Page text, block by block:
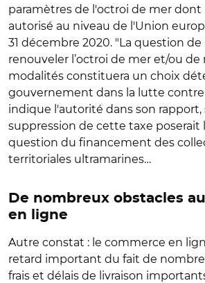
paramètres de l'octroi de mer dont
autorisé au niveau de l'Union
31 décembre 2020. "La question
renouveler l’octroi de mer et/ou de
modalités constituera un choix
gouvernement dans la lutte contre
indique l'autorité dans son rapport,
suppression de cette taxe
question du financement des
territoriales ultramarines…
De nombreux obstacles
en ligne
Autre constat : le commerce en
retard important du fait de
frais et délais de livraison